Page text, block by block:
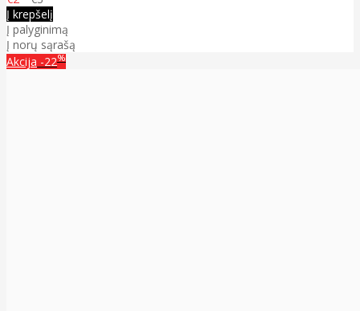
Į krepšelį
Į palyginimą
Į norų sąrašą
Akcija -22%